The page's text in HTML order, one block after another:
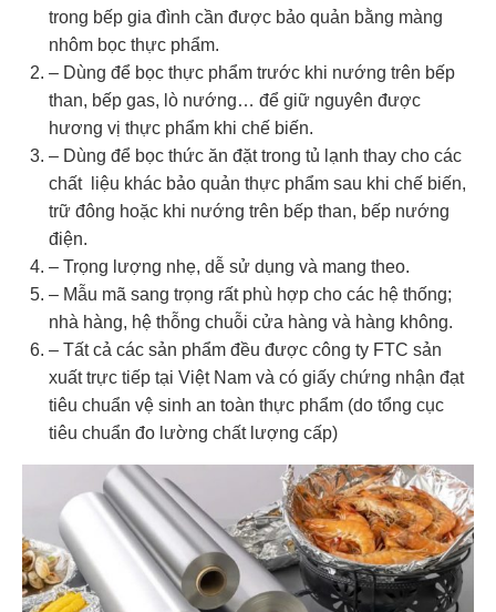
trong bếp gia đình cần được bảo quản bằng màng
nhôm bọc thực phẩm.
– Dùng để bọc thực phẩm trước khi nướng trên bếp
than, bếp gas, lò nướng… để giữ nguyên được
hương vị thực phẩm khi chế biến.
– Dùng để bọc thức ăn đặt trong tủ lạnh thay cho các
chất liệu khác bảo quản thực phẩm sau khi chế biến,
trữ đông hoặc khi nướng trên bếp than, bếp nướng
điện.
– Trọng lượng nhẹ, dễ sử dụng và mang theo.
– Mẫu mã sang trọng rất phù hợp cho các hệ thống;
nhà hàng, hệ thỗng chuỗi cửa hàng và hàng không.
– Tất cả các sản phẩm đều được công ty FTC sản
xuất trực tiếp tại Việt Nam và có giấy chứng nhận đạt
tiêu chuẩn vệ sinh an toàn thực phẩm (do tổng cục
tiêu chuẩn đo lường chất lượng cấp)